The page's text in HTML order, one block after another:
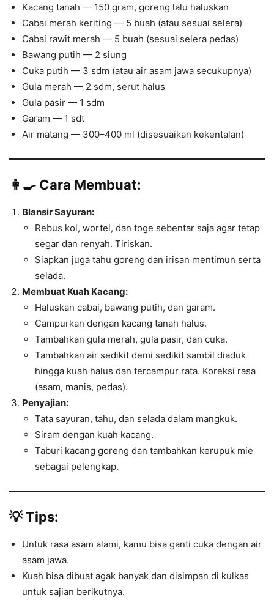
Kacang tanah — 150 gram, goreng lalu haluskan
Cabai merah keriting — 5 buah (atau sesuai selera)
Cabai rawit merah — 5 buah (sesuai selera pedas)
Bawang putih — 2 siung
Cuka putih — 3 sdm (atau air asam jawa secukupnya)
Gula merah — 2 sdm, serut halus
Gula pasir — 1 sdm
Garam — 1 sdt
Air matang — 300–400 ml (disesuaikan kekentalan)
👩‍🍳 Cara Membuat:
Blansir Sayuran:
Rebus kol, wortel, dan toge sebentar saja agar tetap
segar dan renyah. Tiriskan.
Siapkan juga tahu goreng dan irisan mentimun serta
selada.
Membuat Kuah Kacang:
Haluskan cabai, bawang putih, dan garam.
Campurkan dengan kacang tanah halus.
Tambahkan gula merah, gula pasir, dan cuka.
Tambahkan air sedikit demi sedikit sambil diaduk
hingga kuah halus dan tercampur rata. Koreksi rasa
(asam, manis, pedas).
Penyajian:
Tata sayuran, tahu, dan selada dalam mangkuk.
Siram dengan kuah kacang.
Taburi kacang goreng dan tambahkan kerupuk mie
sebagai pelengkap.
💡 Tips:
Untuk rasa asam alami, kamu bisa ganti cuka dengan air
asam jawa.
Kuah bisa dibuat agak banyak dan disimpan di kulkas
untuk sajian berikutnya.